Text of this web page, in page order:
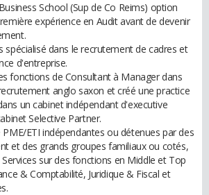
School (Sup de Co Reims) option
expérience en Audit avant de devenir
spécialisé dans le recrutement de cadres et
d'entreprise.
fonctions de Consultant à Manager dans
anglo saxon et créé une practice
un cabinet indépendant d'executive
Selective Partner.
PME/ETI indépendantes ou détenues par des
et des grands groupes familiaux ou cotés,
sur des fonctions en Middle et Top
& Comptabilité, Juridique & Fiscal et